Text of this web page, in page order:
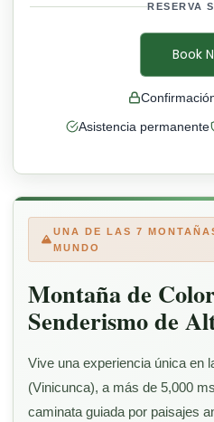
UNA DE LAS 7
MUNDO
Montaña de
Senderismo de
Vive una experiencia única en
(Vinicunca), a más de 5,000
caminata guiada por paisajes
RESERVA
Book
Asistencia permanente